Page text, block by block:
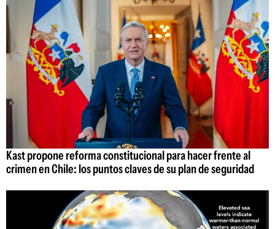
Kast propone reforma constitucional para hacer frente al
crimen en Chile: los puntos claves de su plan de seguridad